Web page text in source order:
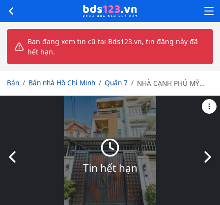
Bạn đang xem tin cũ tại Bds123.vn, tin đăng này đã
hết hạn.
Bán Bán nhà Hồ Chí Minh Quận 7
NHÀ CẠNH PHÚ MỸ
HẺM THÔNG THOÁNG -
SÁT MẶT TIỀN - NHỈNH
7 TỶ
Tin hết hạn
Slide trước